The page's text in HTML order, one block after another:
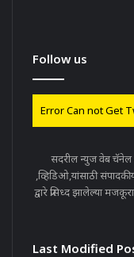
Follow us
Error Can not Get
सदरील न्युज वेब चॅनेल
,व्हिडिओ,यांसाठी
द्वारे प्रसिध्द झालेल्या
Last Modified